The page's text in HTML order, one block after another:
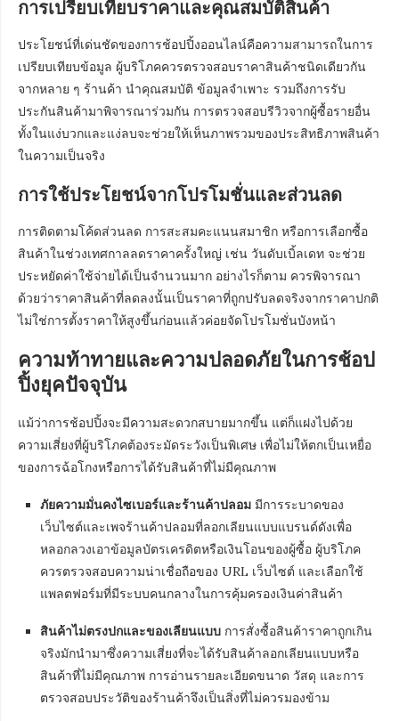
การเปรียบเทียบราคาและคุณสมบัติสินค้า
ประโยชน์ที่เด่นชัดของการช้อปปิ้งออนไลน์คือความสามารถในการ
เปรียบเทียบข้อมูล ผู้บริโภคควรตรวจสอบราคาสินค้าชนิดเดียวกัน
จากหลาย ๆ ร้านค้า นำคุณสมบัติ ข้อมูลจำเพาะ รวมถึงการรับ
ประกันสินค้ามาพิจารณาร่วมกัน การตรวจสอบรีวิวจากผู้ซื้อรายอื่น
ทั้งในแง่บวกและแง่ลบจะช่วยให้เห็นภาพรวมของประสิทธิภาพสินค้า
ในความเป็นจริง
การใช้ประโยชน์จากโปรโมชั่นและส่วนลด
การติดตามโค้ดส่วนลด การสะสมคะแนนสมาชิก หรือการเลือกซื้อ
สินค้าในช่วงเทศกาลลดราคาครั้งใหญ่ เช่น วันดับเบิ้ลเดท จะช่วย
ประหยัดค่าใช้จ่ายได้เป็นจำนวนมาก อย่างไรก็ตาม ควรพิจารณา
ด้วยว่าราคาสินค้าที่ลดลงนั้นเป็นราคาที่ถูกปรับลดจริงจากราคาปกติ
ไม่ใช่การตั้งราคาให้สูงขึ้นก่อนแล้วค่อยจัดโปรโมชั่นบังหน้า
ความท้าทายและความปลอดภัยในการช้อป
ปิ้งยุคปัจจุบัน
แม้ว่าการช้อปปิ้งจะมีความสะดวกสบายมากขึ้น แต่ก็แฝงไปด้วย
ความเสี่ยงที่ผู้บริโภคต้องระมัดระวังเป็นพิเศษ เพื่อไม่ให้ตกเป็นเหยื่อ
ของการฉ้อโกงหรือการได้รับสินค้าที่ไม่มีคุณภาพ
ภัยความมั่นคงไซเบอร์และร้านค้าปลอม มีการระบาดของ
เว็บไซต์และเพจร้านค้าปลอมที่ลอกเลียนแบบแบรนด์ดังเพื่อ
หลอกลวงเอาข้อมูลบัตรเครดิตหรือเงินโอนของผู้ซื้อ ผู้บริโภค
ควรตรวจสอบความน่าเชื่อถือของ URL เว็บไซต์ และเลือกใช้
แพลตฟอร์มที่มีระบบคนกลางในการคุ้มครองเงินค่าสินค้า
สินค้าไม่ตรงปกและของเลียนแบบ การสั่งซื้อสินค้าราคาถูกเกิน
จริงมักนำมาซึ่งความเสี่ยงที่จะได้รับสินค้าลอกเลียนแบบหรือ
สินค้าที่ไม่มีคุณภาพ การอ่านรายละเอียดขนาด วัสดุ และการ
ตรวจสอบประวัติของร้านค้าจึงเป็นสิ่งที่ไม่ควรมองข้าม